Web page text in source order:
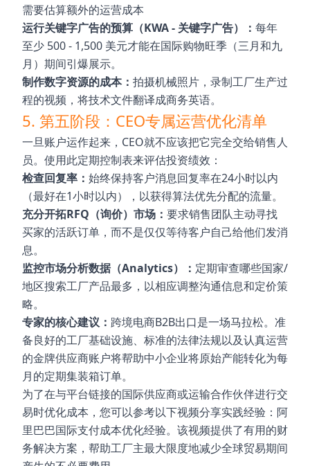
需要估算额外的运营成本
运行关键字广告的预算（KWA - 关键字广告）： 每年
至少 500 - 1,500 美元才能在国际购物旺季（三月和九
月）期间引爆展示。
制作数字资源的成本： 拍摄机械照片，录制工厂生产过
程的视频，将技术文件翻译成商务英语。
5. 第五阶段：CEO专属运营优化清单
一旦账户运作起来，CEO就不应该把它完全交给销售人
员。使用此定期控制表来评估投资绩效：
检查回复率： 始终保持客户消息回复率在24小时以内
（最好在1小时以内），以获得算法优先分配的流量。
充分开拓RFQ（询价）市场： 要求销售团队主动寻找
买家的活跃订单，而不是仅仅等待客户自己给他们发消
息。
监控市场分析数据（Analytics）： 定期审查哪些国家/
地区搜索工厂产品最多，以相应调整沟通信息和定价策
略。
专家的核心建议： 跨境电商B2B出口是一场马拉松。准
备良好的工厂基础设施、标准的法律法规以及认真运营
的金牌供应商账户将帮助中小企业将原始产能转化为每
月的定期集装箱订单。
为了在与平台链接的国际供应商或运输合作伙伴进行交
易时优化成本，您可以参考以下视频分享实践经验：阿
里巴巴国际支付成本优化经验。该视频提供了有用的财
务解决方案，帮助工厂主最大限度地减少全球贸易期间